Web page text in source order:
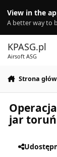
View in the
A better way to
KPASG.pl
Airsoft ASG
Strona
jar toruń